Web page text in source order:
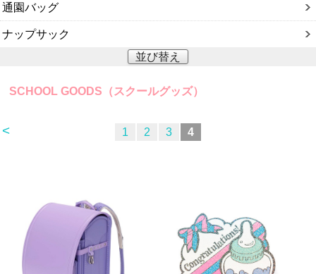
通園バッグ
ナップサック
並び替え
SCHOOL GOODS（スクールグッズ）
< 1 2 3 4